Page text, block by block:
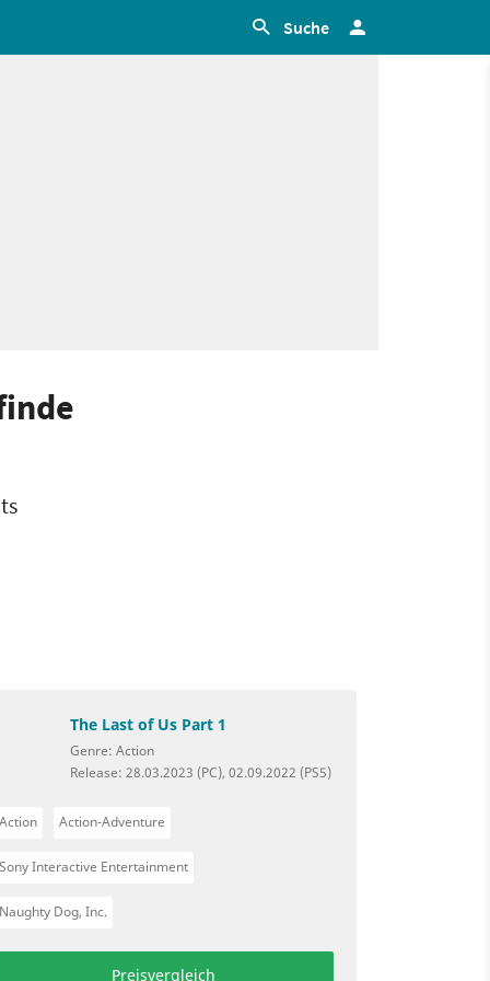
Suche
The Last of Us Part 1
Genre: Action
Release: 28.03.2023 (PC), 02.09.2022 (PS5)
Action Action-Adventure
Sony Interactive Entertainment
Naughty Dog, Inc.
Preisvergleich